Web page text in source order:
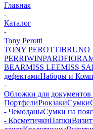
Главная
-
Каталог
-
Tony Perotti
TONY PEROTTIBRUNO
PERRIWINPARD
BEARMISS LEEMISS
дефектамиНаборы и
-
Обложки для
ПортфелиРюкзакиСумки
- ЧемоданыСумки на пояс
- КосметичкиПапки